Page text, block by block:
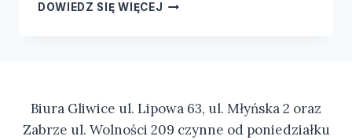
DOWIEDZ SIĘ WIĘCEJ
Biura Gliwice ul. Lipowa 63, ul. Młyńska 2 oraz
Zabrze ul. Wolności 209 czynne od poniedziałku